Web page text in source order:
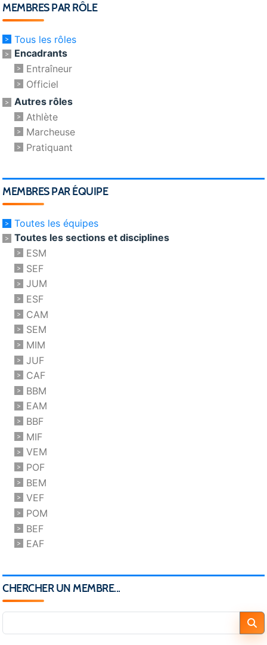
MEMBRES PAR RÔLE
Tous les rôles
Encadrants
Entraîneur
Officiel
Autres rôles
Athlète
Marcheuse
Pratiquant
MEMBRES PAR ÉQUIPE
Toutes les équipes
Toutes les sections et disciplines
ESM
SEF
JUM
ESF
CAM
SEM
MIM
JUF
CAF
BBM
EAM
BBF
MIF
VEM
POF
BEM
VEF
POM
BEF
EAF
CHERCHER UN MEMBRE...